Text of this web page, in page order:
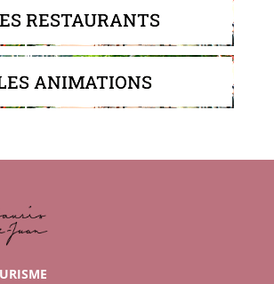
RESTAURANTS
ANIMATIONS